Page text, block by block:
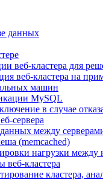
данных
веб-кластера для
веб-кластера на
машин
MySQL
в случае
сервера
между
(memcached)
нагрузки между
веб-кластера
кластера,